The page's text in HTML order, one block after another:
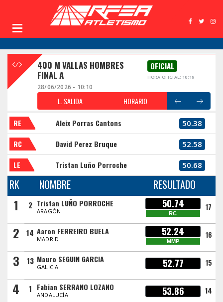
400 M VALLAS HOMBRES
FINAL A
OFICIAL
HORA OFICIAL: 10:19
28/06/2026 - 10:10
L. SALIDA HORARIO
RE Aleix Porras Cantons 50.38
RC David Perez Bruque 52.58
LE Tristan Luño Porroche 50.68
RK NOMBRE RESULTADO
1 2 Tristan LUÑO PORROCHE
ARAGÓN
50.74
RC
17
2 14 Aaron FERREIRO BUELA
MADRID
52.24
MMP
16
3 13 Mauro SEGUIN GARCIA
GALICIA 52.77 15
4 1 Fabian SERRANO LOZANO
ANDALUCÍA 53.86 14